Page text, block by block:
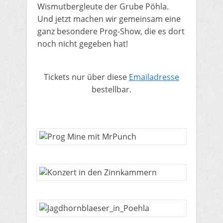
Wismutbergleute der Grube Pöhla.
Und jetzt machen wir gemeinsam eine
ganz besondere Prog-Show, die es dort
noch nicht gegeben hat!
​​Tickets nur über diese Emailadresse
bestellbar.